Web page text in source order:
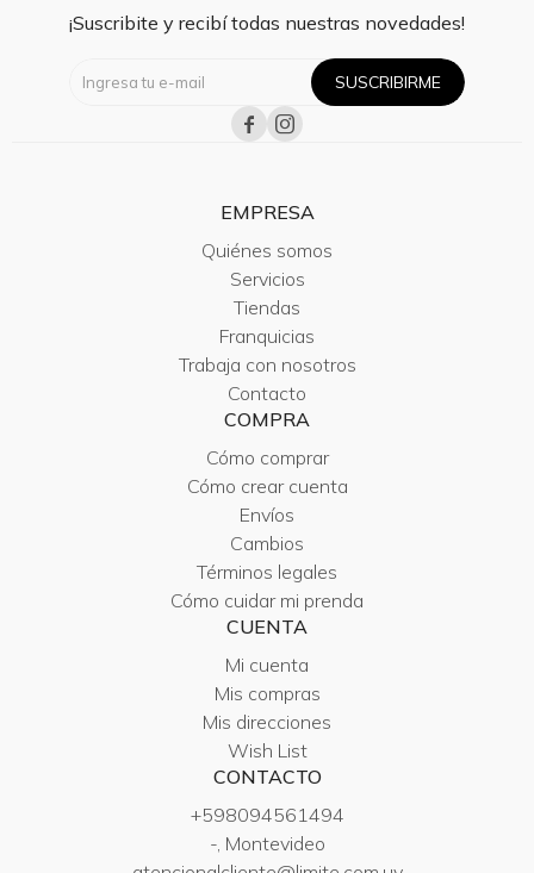
¡Suscribite y recibí todas nuestras novedades!
SUSCRIBIRME
 
EMPRESA
Quiénes somos
Servicios
Tiendas
Franquicias
Trabaja con nosotros
Contacto
COMPRA
Cómo comprar
Cómo crear cuenta
Envíos
Cambios
Términos legales
Cómo cuidar mi prenda
CUENTA
Mi cuenta
Mis compras
Mis direcciones
Wish List
CONTACTO
+598094561494
-, Montevideo